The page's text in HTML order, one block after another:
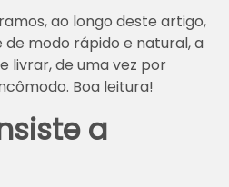
ao longo deste artigo,
modo rápido e natural, a
livrar, de uma vez por
Boa leitura!
a